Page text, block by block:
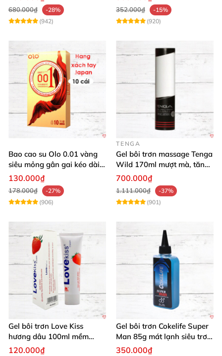
680.000₫
-28%
(942)
352.000₫
-15%
(920)
Bao cao su Olo 0.01 vàng
siêu mỏng gân gai kéo dài
yêu đỉnh
130.000₫
178.000₫
-27%
(906)
TENGA
Gel bôi trơn massage Tenga
Wild 170ml mượt mà, tăng
khoái cảm
700.000₫
1.111.000₫
-37%
(901)
Gel bôi trơn Love Kiss
hương dâu 100ml mềm
mượt an toàn thơm
120.000₫
Gel bôi trơn Cokelife Super
Man 85g mát lạnh siêu trơn
an toàn
350.000₫